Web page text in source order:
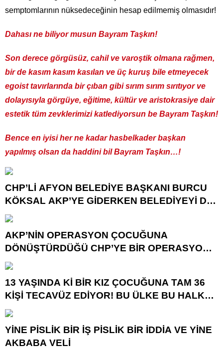
semptomlarının nüksedeceğinin hesap edilmemiş olmasıdır!
Dahası ne biliyor musun Bayram Taşkın!
Son derece görgüsüz, cahil ve varoştik olmana rağmen,
bir de kasım kasım kasılan ve üç kuruş bile etmeyecek
egoist tavırlarında bir çıban gibi sırım sırım sırıtıyor ve
dolayısıyla görgüye, eğitime, kültür ve aristokrasiye dair
estetik tüm zevklerimizi katlediyorsun be Bayram Taşkın!
Bence en iyisi her ne kadar hasbelkader başkan
yapılmış olsan da haddini bil Bayram Taşkın…!
CHP’Lİ AFYON BELEDİYE BAŞKANI BURCU
KÖKSAL AKP’YE GİDERKEN BELEDİYEYİ DE
GÖTÜRÜYOR!
AKP’NİN OPERASYON ÇOCUĞUNA
DÖNÜŞTÜRDÜĞÜ CHP’YE BİR OPERASYON
DAHA!
13 YAŞINDA Kİ BİR KIZ ÇOCUĞUNA TAM 36
KİŞİ TECAVÜZ EDİYOR! BU ÜLKE BU HALK
NEREYE SAVRULDU NASIL SAVRULDU!
YİNE PİSLİK BİR İŞ PİSLİK BİR İDDİA VE YİNE
AKBABA VELİ